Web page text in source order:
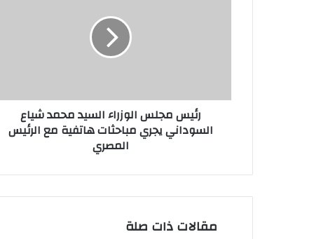
مباحثات
رئيس مجلس الوزراء السيد محمد شياع
السوداني يجري مباحثات هاتفية مع الرئيس
المصري
مقالات ذات صلة